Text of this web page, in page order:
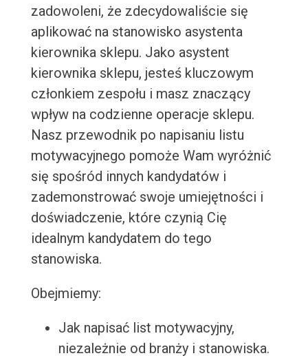
zadowoleni, że zdecydowaliście się
aplikować na stanowisko asystenta
kierownika sklepu. Jako asystent
kierownika sklepu, jesteś kluczowym
członkiem zespołu i masz znaczący
wpływ na codzienne operacje sklepu.
Nasz przewodnik po napisaniu listu
motywacyjnego pomoże Wam wyróżnić
się spośród innych kandydatów i
zademonstrować swoje umiejętności i
doświadczenie, które czynią Cię
idealnym kandydatem do tego
stanowiska.
Obejmiemy:
Jak napisać list motywacyjny,
niezależnie od branży i stanowiska.